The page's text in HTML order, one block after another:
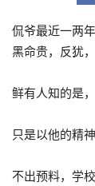
侃爷最近一两
黑命贵，反犹
鲜有人知的是
只是以他的精
不出预料，学